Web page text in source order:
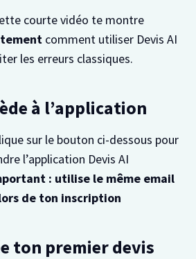
courte vidéo te montre
comment utiliser Devis AI
les erreurs classiques.
à l’application
sur le bouton ci-dessous pour
l’application Devis AI
: utilise le même email
de ton inscription
ton premier devis